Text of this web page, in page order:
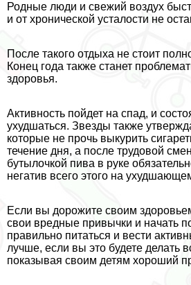
Родные люди и свежий воздух
и от хронической усталости не
После такого отдыха не стоит
Конец года также станет
здоровья.
Активность пойдет на спад, и
ухудшаться. Звезды также
которые не прочь выкурить
течение дня, а после трудовой
бутылочкой пива в руке
негатив всего этого на
Если вы дорожите своим
свои вредные привычки и начать
правильно питаться и вести
лучше, если вы это будете делать
показывая своим детям хороший